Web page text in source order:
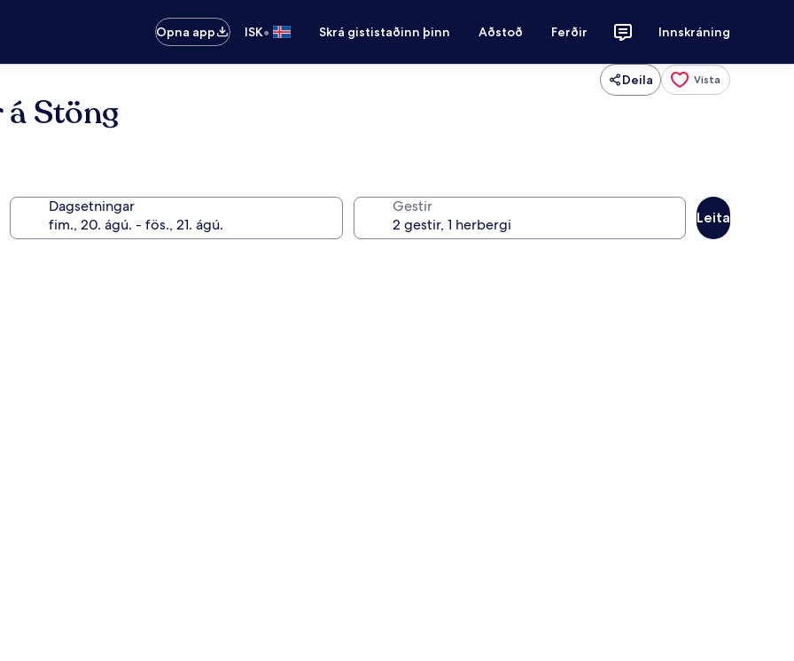
Opna app
ISK• Skrá gististaðinn þinn Aðstoð Ferðir Innskráning
Deila Vista
Stöng
Dagsetningar Gestir
Leita